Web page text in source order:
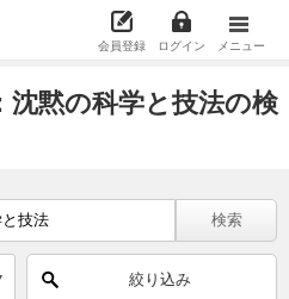
会員登録 ログイン メニュー
黙の科学と技法の検
検索
絞り込み